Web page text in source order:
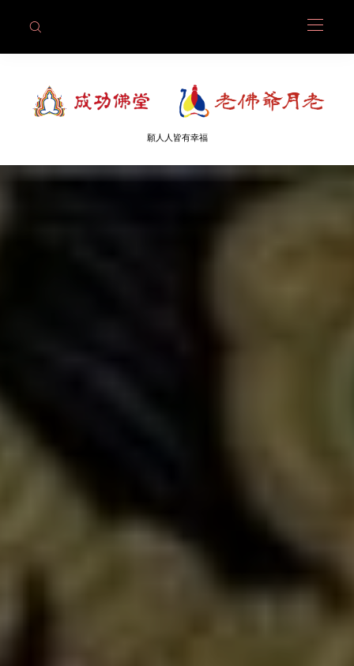
願人人皆有幸福